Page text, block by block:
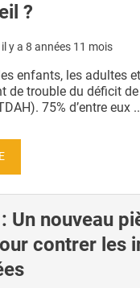
?
y a 8 années 11 mois
enfants, les adultes
de trouble du déficit
75% d’entre eux
Un nouveau
contrer les